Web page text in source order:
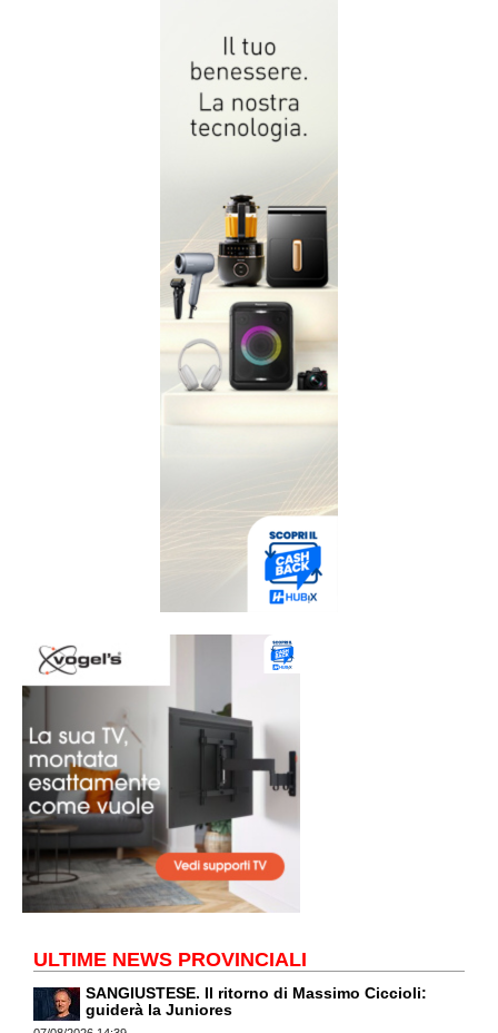
ULTIME NEWS PROVINCIALI
SANGIUSTESE. Il ritorno di Massimo Ciccioli:
guiderà la Juniores